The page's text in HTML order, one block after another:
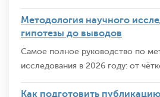
Методология научного
гипотезы до выводов
Самое полное руководство по
исследования в 2026 году: от
Как подготовить